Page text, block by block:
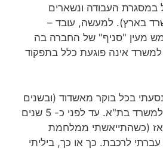
במסגרת העבודה ונשארים
בארץ). למעשה, עובד –
מעין "סניף" של החברה בה
למשרד אינה פוגעת כלל בתפקוד
20 שנה נסעתי בכל בוקר מאשדוד (ובשנים
האחרונות מגן יבנה) למשרד בת"א. עד לפני כ- 5 שנים
(כשהתייאשתי ממלחמת
לרכבת. כך או כך, ביליתי